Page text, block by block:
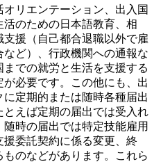
リエンテーション、出入国
のための日本語教育、相
援（自己都合退職以外で雇
ど）、行政機関への通報な
での就労と生活を支援する
必要です。この他にも、出
定期的または随時各種届出
えば定期の届出では受入れ
時の届出では特定技能雇用
委託契約に係る変更、終
のなどがあります。これら